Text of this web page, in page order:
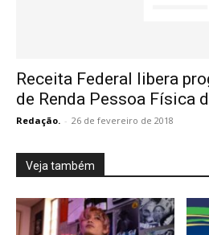
Receita Federal libera
de Renda Pessoa Física
Redação. - 26 de fevereiro de 2018
Veja também